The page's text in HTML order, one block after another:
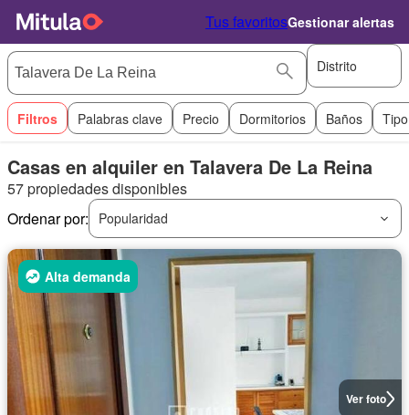
Tus favoritosGestionar alertas
Distrito
Filtros Palabras clave Precio Dormitorios Baños
Casas en alquiler en Talavera De La Reina
57 propiedades disponibles
Ordenar por:
Popularidad
Ver foto
Alta demanda